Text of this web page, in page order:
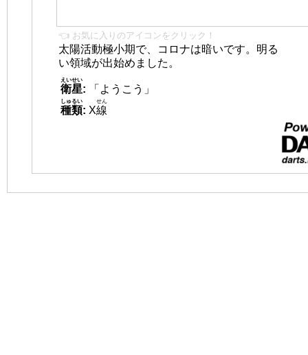
👈 お気に入りのアイコンをクリック！
太陽活動極小期で、コロナは暗いです。明る
い領域が出始めました。
衛星
えいせい
:
「ようこう」
種類
しゅるい
: X線
せん